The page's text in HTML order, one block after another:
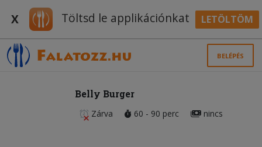
X Töltsd le applikációnkat LETÖLTÖM
BELÉPÉS
Belly Burger
Zárva 60 - 90 perc nincs